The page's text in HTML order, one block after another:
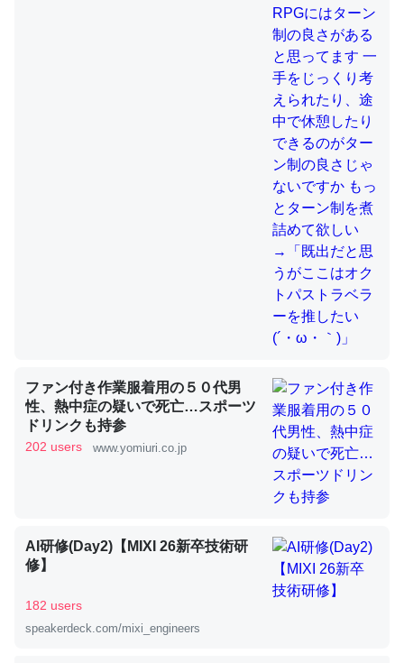
論文では「淡水はカルシウムも酸素も不足してて両方に不
利だから両方が拮抗してるのでは」とあって面白い。海に
いる鋏角類（カブトガニ・ウミグモ）はカルシウムを使わ
ずキチンを強化してる筈だが、酵素が違うのか？
─ニュース :: 【研究発表】昆虫学の大問題＝「昆虫はなぜ海にいな
これを元に考えるとカルシウムを大量に使う脊椎動物と貝
類は苦労してるんだな…。腹足類だと殻を無くしてナメク
─ニュース :: 【研究発表】昆虫学の大問題＝「昆虫はなぜ海にいな
ウチもEchoを実家に置いて４年。でたまに覗いてる。ぼ
ちぼちRingも置こうかと画策中。あと、Googleマップで
位置情報を共有してる。電池残量や充電中かが分かるので
ファン付き作業服着用の５０代男
性、熱中症の疑いで死亡…スポーツ
ドリンクも持参
202 users www.yomiuri.co.jp
AI研修(Day2)【MIXI 26新卒技術研
修】
182 users
speakerdeck.com/mixi_engineers